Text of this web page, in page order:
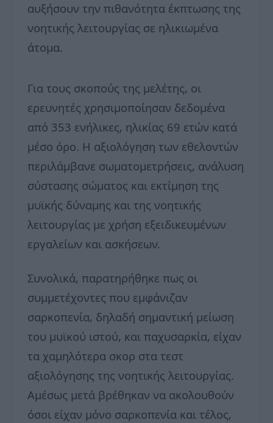
αυξήσουν την πιθανότητα έκπτωσης της
νοητικής λειτουργίας σε ηλικιωμένα
άτομα.
Για τους σκοπούς της μελέτης, οι
ερευνητές χρησιμοποίησαν δεδομένα
από 353 ενήλικες, ηλικίας 69 ετών κατά
μέσο όρο. Η αξιολόγηση των εθελοντών
περιλάμβανε σωματομετρήσεις, ανάλυση
σύστασης σώματος και εκτίμηση της
μυϊκής δύναμης και της νοητικής
λειτουργίας με χρήση εξειδικευμένων
εργαλείων και ασκήσεων.
Συνολικά, παρατηρήθηκε πως οι
συμμετέχοντες που εμφάνιζαν
σαρκοπενία, δηλαδή σημαντική μείωση
του μυϊκού ιστού, και παχυσαρκία, είχαν
τα χαμηλότερα σκορ στα τεστ
αξιολόγησης της νοητικής λειτουργίας.
Αμέσως μετά βρέθηκαν να ακολουθούν
όσοι είχαν μόνο σαρκοπενία και τέλος,